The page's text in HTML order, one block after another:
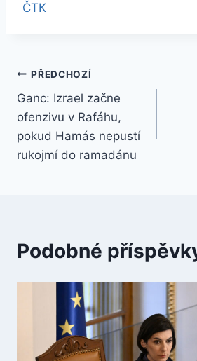
ČTK
Navigace
pro
příspěvek
PŘEDCHOZÍ
Ganc: Izrael začne
ofenzivu v Rafáhu,
pokud Hamás nepustí
rukojmí do ramadánu
Podobné